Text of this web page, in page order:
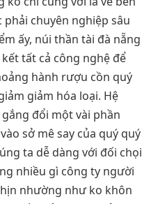
chuyên nghiệp sâu
ấy, núi thần tài đà nẵng
tất cả công nghệ để
hành rượu cồn quý
giảm hóa loại. Hệ
đổi một vài phần
sở mê say của quý quý
ta dễ dàng với đối chọi
nhiều gì công ty người
nhường như ko khôn